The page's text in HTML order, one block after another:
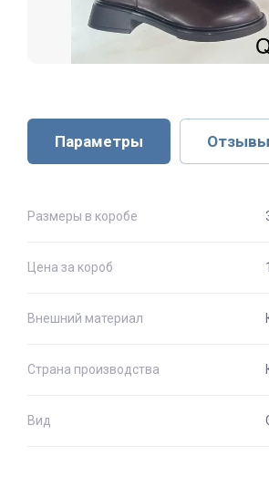
Параметры Отзывы
Размеры в коробе
Цена за короб
Внешний материал
Страна производства
Вид